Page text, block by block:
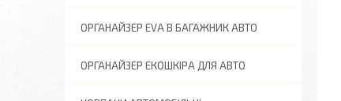
ОРГАНАЙЗЕР EVA В БАГАЖНИК АВТО
ОРГАНАЙЗЕР ЕКОШКІРА ДЛЯ АВТО